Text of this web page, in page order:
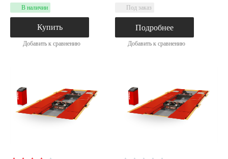
В наличии
Купить
Добавить к сравнению
Под заказ
Подробнее
Добавить к сравнению